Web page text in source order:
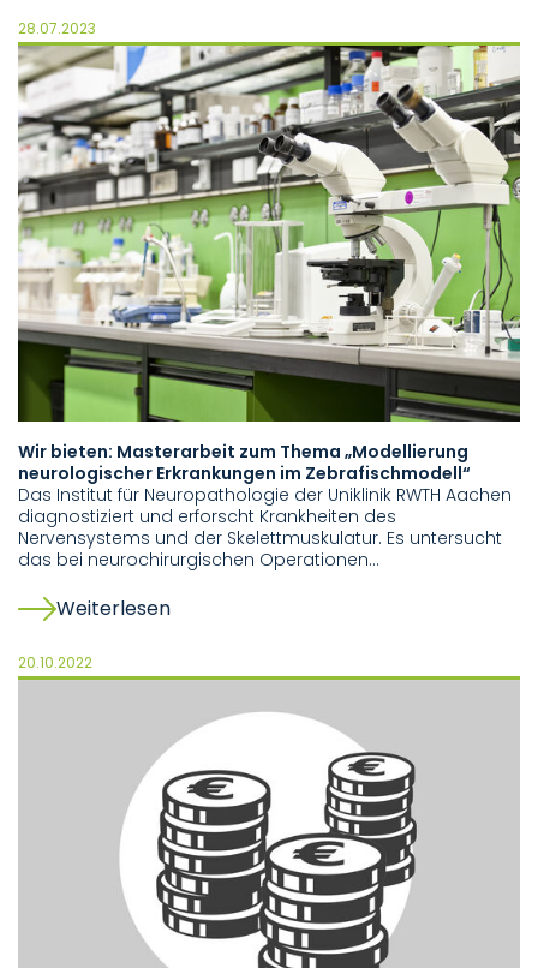
28.07.2023
Wir bieten: Masterarbeit zum Thema „Modellierung
neurologischer Erkrankungen im Zebrafischmodell“
Das Institut für Neuropathologie der Uniklinik RWTH Aachen
diagnostiziert und erforscht Krankheiten des
Nervensystems und der Skelettmuskulatur. Es untersucht
das bei neurochirurgischen Operationen…
Weiterlesen
20.10.2022